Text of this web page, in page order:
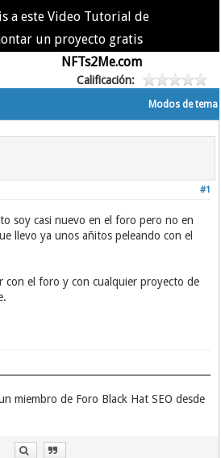
a este Video Tutorial de
un proyecto gratis
NFTs2Me.com
Calificación:
Modos de tema
#1
soy casi nuevo en el foro pero no en
llevo ya unos añitos peleando con el
con el foro y con cualquier proyecto de
miembro de Foro Black Hat SEO desde